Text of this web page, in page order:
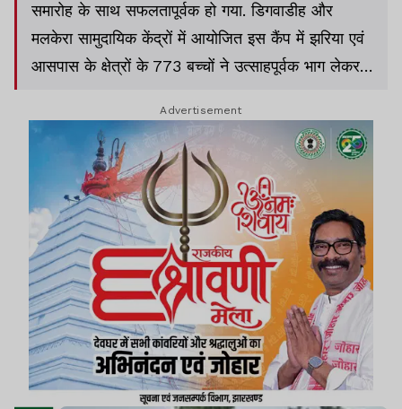
समारोह के साथ सफलतापूर्वक हो गया. डिगवाडीह और
मलकेरा सामुदायिक केंद्रों में आयोजित इस कैंप में झरिया एवं
आसपास के क्षेत्रों के 773 बच्चों ने उत्साहपूर्वक भाग लेकर
Advertisement